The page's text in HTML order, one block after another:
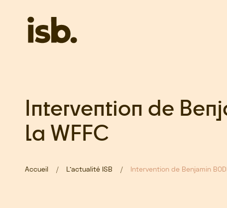
Passer au contenu principal
Intervention de
la WFFC
Accueil L’actualité ISB Intervention de Benjamin